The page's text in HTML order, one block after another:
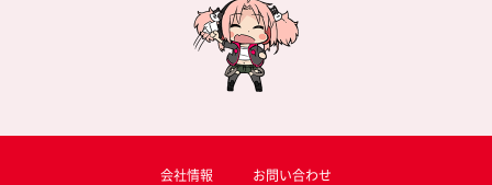
会社情報 お問い合わせ